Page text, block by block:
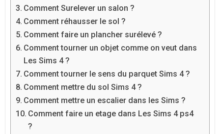
Comment Surelever un salon ?
Comment réhausser le sol ?
Comment faire un plancher surélevé ?
Comment tourner un objet comme on veut dans
Les Sims 4 ?
Comment tourner le sens du parquet Sims 4 ?
Comment mettre du sol Sims 4 ?
Comment mettre un escalier dans les Sims ?
Comment faire un etage dans Les Sims 4 ps4
?